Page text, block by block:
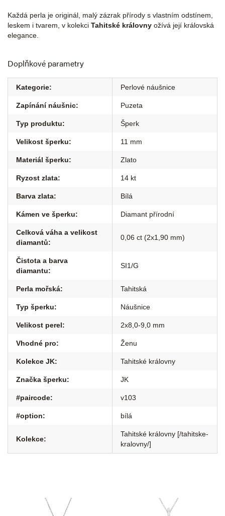
Každá perla je originál, malý zázrak přírody s vlastním odstínem,
leskem i tvarem, v kolekci Tahitské královny ožívá její královská
elegance.
Doplňkové parametry
Kategorie: Perlové náušnice
Zapínání náušnic: Puzeta
Typ produktu: Šperk
Velikost šperku: 11 mm
Materiál šperku: Zlato
Ryzost zlata: 14 kt
Barva zlata: Bílá
Kámen ve šperku: Diamant přírodní
Celková váha a velikost
diamantů:
0,06 ct (2x1,90 mm)
Čistota a barva
diamantu:
SI1/G
Perla mořská: Tahitská
Typ šperku: Náušnice
Velikost perel: 2x8,0-9,0 mm
Vhodné pro: Ženu
Kolekce JK: Tahitské královny
Značka šperku: JK
#paircode: v103
#option: bílá
Kolekce:
Tahitské královny [/tahitske-
kralovny/]